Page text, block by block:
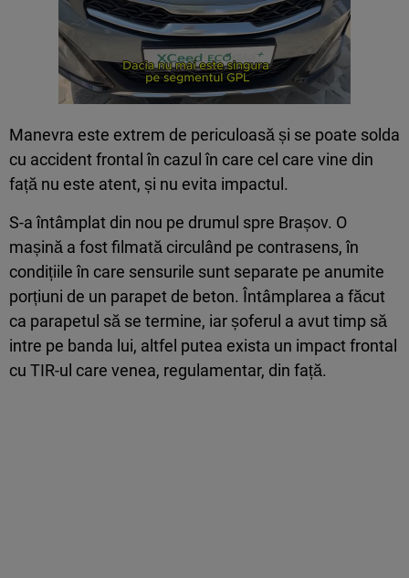
Manevra este extrem de periculoasă și se poate solda
cu accident frontal în cazul în care cel care vine din
față nu este atent, și nu evita impactul.
S-a întâmplat din nou pe drumul spre Brașov. O
mașină a fost filmată circulând pe contrasens, în
condițiile în care sensurile sunt separate pe anumite
porțiuni de un parapet de beton. Întâmplarea a făcut
ca parapetul să se termine, iar șoferul a avut timp să
intre pe banda lui, altfel putea exista un impact frontal
cu TIR-ul care venea, regulamentar, din față.